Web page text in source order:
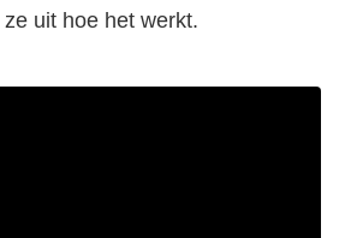
uit hoe het werkt.